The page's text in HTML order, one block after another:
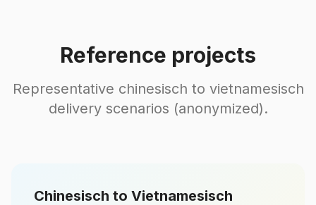
Reference projects
Representative chinesisch to vietnamesisch
delivery scenarios (anonymized).
Chinesisch to Vietnamesisch